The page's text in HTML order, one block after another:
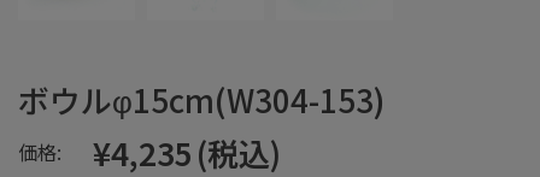
ボウルφ15cm(W304-153)
価格: ¥4,235(税込)